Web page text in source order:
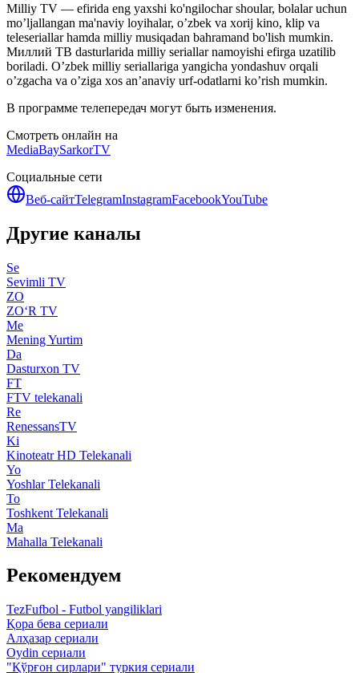
Milliy TV — efirida eng yaxshi ko'ngilochar shoular, bolalar uchun
mo’ljallangan ma'naviy loyihalar, o’zbek va xorij kino, klip va
teleseriallar hamda milliy musiqadan bahramand bo'lish mumkin.
Миллий ТВ dasturlarida milliy seriallar namoyishi efirga uzatilib
boriladi. O’zbek milliy seriallariga yangicha yondashuv orqali
o’zgacha va o’ziga xos an’anaviy urf-odatlarni ko’rish mumkin.
В программе телепередач могут быть изменения.
Смотреть онлайн на
MediaBaySarkorTV
Социальные сети
Веб-сайтTelegramInstagramFacebookYouTube
Другие каналы
Se
Sevimli TV
ZO
ZO‘R TV
Me
Mening Yurtim
Da
Dasturxon TV
FT
FTV telekanali
Re
RenessansTV
Ki
Kinoteatr HD Telekanali
Yo
Yoshlar Telekanali
To
Toshkent Telekanali
Ma
Mahalla Telekanali
Рекомендуем
TezFufbol - Futbol yangiliklari
Қора бева сериали
Алҳазар сериали
Oydin сериали
"Қўрғон сирлари" туркия сериали